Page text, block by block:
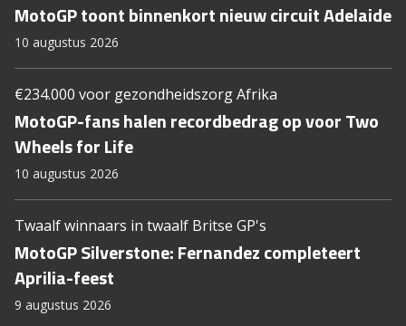
MotoGP toont binnenkort nieuw circuit Adelaide
10 augustus 2026
€234.000 voor gezondheidszorg Afrika
MotoGP-fans halen recordbedrag op voor Two
Wheels for Life
10 augustus 2026
Twaalf winnaars in twaalf Britse GP's
MotoGP Silverstone: Fernandez completeert
Aprilia-feest
9 augustus 2026